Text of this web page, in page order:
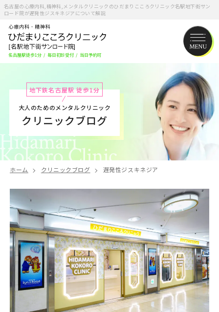
名古屋の心療内科,精神科,メンタルクリニックのひだまりこころクリニック名駅地下街サン
ロード院が遅発性ジスキネジアについて解説
名古屋駅徒歩1分 / 毎日初診受付 / 当日予約可
地下鉄名古屋駅 徒歩1分
大人のためのメンタルクリニック
クリニックブログ
ホーム クリニックブログ 遅発性ジスキネジア